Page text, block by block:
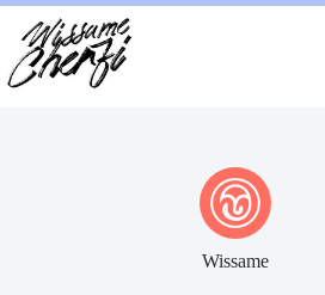
Passer
contenu
Wissame